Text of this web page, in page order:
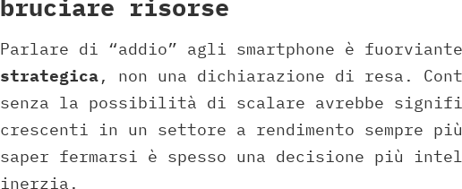
bruciare risorse
Parlare di “addio” agli smartphone è
strategica, non una dichiarazione di resa.
senza la possibilità di scalare avrebbe
crescenti in un settore a rendimento sempre
saper fermarsi è spesso una decisione più
inerzia.